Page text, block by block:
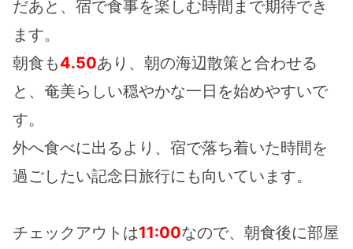
だあと、宿で食事を楽しむ時間まで期待でき
ます。
朝食も4.50あり、朝の海辺散策と合わせる
と、奄美らしい穏やかな一日を始めやすいで
す。
外へ食べに出るより、宿で落ち着いた時間を
過ごしたい記念日旅行にも向いています。
チェックアウトは11:00なので、朝食後に部屋